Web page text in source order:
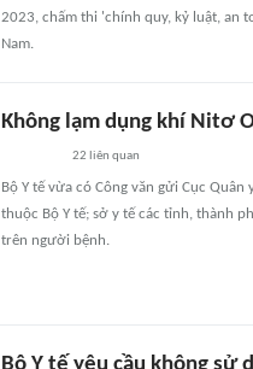
2023, chấm thi 'chính quy, kỷ luật, an
Nam.
Không lạm dụng khí Nitơ
22 liên quan
Bộ Y tế vừa có Công văn gửi Cục
thuộc Bộ Y tế; sở y tế các tỉnh, thành
trên người bệnh.